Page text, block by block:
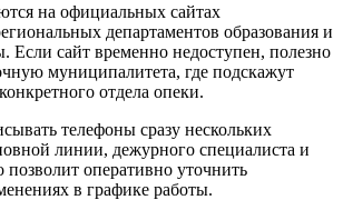
на официальных сайтах
департаментов образования и
Если сайт временно недоступен, полезно
муниципалитета, где подскажут
отдела опеки.
телефоны сразу нескольких
линии, дежурного специалиста и
оперативно уточнить
в графике работы.